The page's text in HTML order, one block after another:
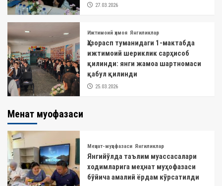
27.03.2026
Ижтимоий ҳимоя Янгиликлар
Ҳазорасп туманидаги 1-мактабда
ижтимоий шериклик сарҳисоб
қилинди: янги жамоа шартномаси
қабул қилинди
25.03.2026
Меҳнат муҳофазаси
Меҳнат-муҳофазаси Янгиликлар
Янгийўлда таълим муассасалари
ходимларига меҳнат муҳофазаси
бўйича амалий ёрдам кўрсатилди